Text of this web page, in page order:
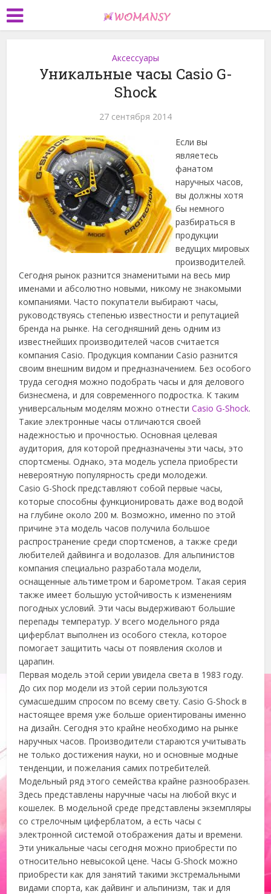
Аксессуары
Уникальные часы Casio G-
Shock
27 сентября 2014
Если вы
являетесь
фанатом
наручных часов,
вы должны хотя
бы немного
разбираться в
продукции
ведущих мировых
производителей.
Сегодня рынок разнится знаменитыми на весь мир
именами и абсолютно новыми, никому не знакомыми
компаниями. Часто покупатели выбирают часы,
руководствуясь степенью известности и репутацией
бренда на рынке. На сегодняшний день одним из
известнейших производителей часов считается
компания Casio. Продукция компании Casio разнится
своим внешним видом и предназначением. Без особого
труда сегодня можно подобрать часы и для делового
бизнесмена, и для современного подростка. К таким
универсальным моделям можно отнестиCasio G-Shock.
Такие электронные часы отличаются своей
надежностью и прочностью. Основная целевая
аудитория, для которой предназначены эти часы, это
спортсмены. Однако, эта модель успела приобрести
невероятную популярность среди молодежи.
Casio G-Shock представляют собой первые часы,
которые способны функционировать даже вод водой
на глубине около 200 м. Возможно, именно по этой
причине эта модель часов получила большое
распространение среди спортсменов, а также среди
любителей дайвинга и водолазов. Для альпинистов
компания специально разработала модели,
оснащенные альтиметром и барометром. Такая серия
также имеет большую устойчивость к изменениям
погодных условий. Эти часы выдерживают большие
перепады температур. У всего модельного ряда
циферблат выполнен из особого стекла, которое
помогает защитить часы от появления сколов и
царапин.
Первая модель этой серии увидела света в 1983 году.
До сих пор модели из этой серии пользуются
сумасшедшим спросом по всему свету. Casio G-Shock в
настоящее время уже больше ориентированы именно
на дизайн. Сегодня это крайне необходимо на рынке
наручных часов. Производители стараются учитывать
не только достижения науки, но и основные модные
тенденции, и пожелания самих потребителей.
Модельный ряд этого семейства крайне разнообразен.
Здесь представлены наручные часы на любой вкус и
кошелек. В модельной среде представлены экземпляры
со стрелочным циферблатом, а есть часы с
электронной системой отображения даты и времени.
Эти уникальные часы сегодня можно приобрести по
относительно невысокой цене. Часы G-Shock можно
приобрести как для занятий такими экстремальными
видами спорта, как дайвинг и альпинизм, так и для